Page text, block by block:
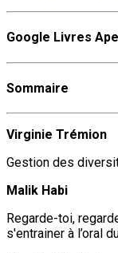
Google Livres
Sommaire
Virginie Trémion
Gestion des
Malik Habi
Regarde-toi,
s'entrainer à l’oral